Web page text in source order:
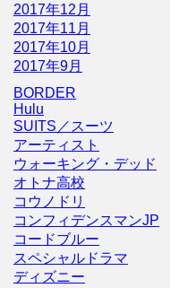
2017年12月
2017年11月
2017年10月
2017年9月
BORDER
Hulu
SUITS／スーツ
アーティスト
ウォーキング・デッド
オトナ高校
コウノドリ
コンフィデンスマンJP
コードブルー
スペシャルドラマ
ディズニー